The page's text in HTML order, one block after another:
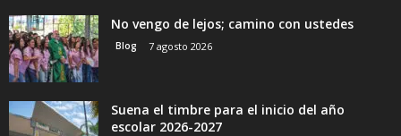
No vengo de lejos; camino con ustedes
Blog 7 agosto 2026
Suena el timbre para el inicio del año
escolar 2026-2027